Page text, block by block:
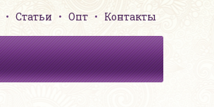
Статьи Опт Контакты